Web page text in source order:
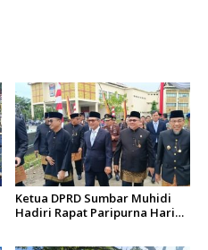
Ketua DPRD Sumbar Muhidi
Hadiri Rapat Paripurna Hari